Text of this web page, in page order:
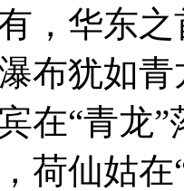
，华东
布犹如
在“青
荷仙姑